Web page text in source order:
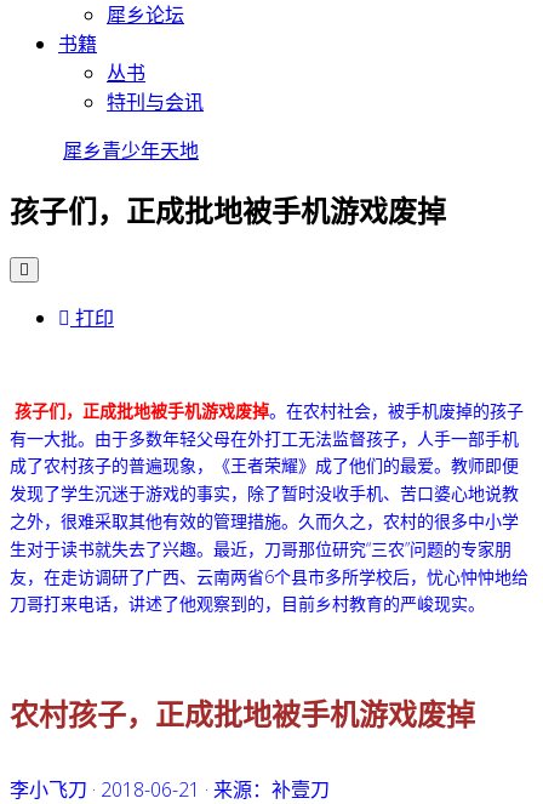
犀乡论坛
书籍
丛书
特刊与会讯
犀乡青少年天地
孩子们，正成批地被手机游戏废掉
打印
孩子们，正成批地被手机游戏废掉。在农村社会，被手机废掉的孩子
有一大批。 由于多数年轻父母在外打工无法监督孩子，人手一部手机
成了农村孩子的普遍现象，《王者荣耀》成了他们的最爱。 教师即便
发现了学生沉迷于游戏的事实，除了暂时没收手机、苦口婆心地说教
之外，很难采取其他有效的管理措施。久而久之，农村的很多中小学
生对于读书就失去了兴趣。 最近，刀哥那位研究“三农”问题的专家朋
友，在走访调研了广西、云南两省6个县市多所学校后，忧心忡忡地给
刀哥打来电话，讲述了他观察到的，目前乡村教育的严峻现实。
农村孩子，正成批地被手机游戏废掉
李小飞刀 · 2018-06-21 · 来源： 补壹刀